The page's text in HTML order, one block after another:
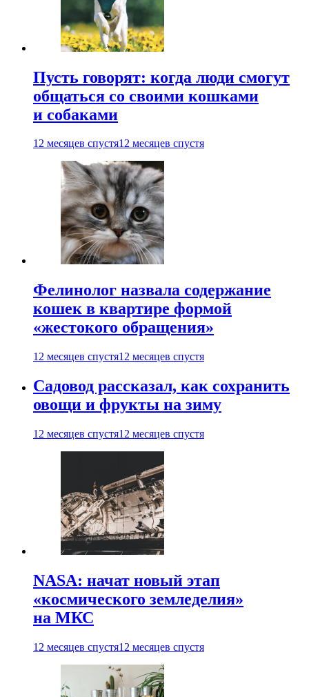
Пусть говорят: когда люди смогут
общаться со своими кошками
и собаками
12 месяцев спустя12 месяцев спустя
Фелинолог назвала содержание
кошек в квартире формой
«жестокого обращения»
12 месяцев спустя12 месяцев спустя
Садовод рассказал, как сохранить
овощи и фрукты на зиму
12 месяцев спустя12 месяцев спустя
NASA: начат новый этап
«космического земледелия»
на МКС
12 месяцев спустя12 месяцев спустя